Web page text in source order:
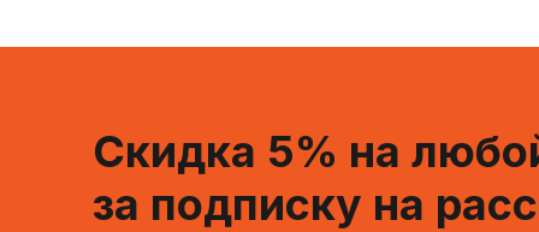
Скидка 5% на
за подписку на